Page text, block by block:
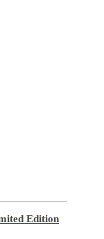
Edition